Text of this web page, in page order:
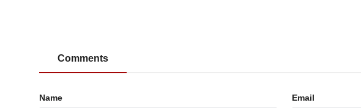
Comments
Name Email